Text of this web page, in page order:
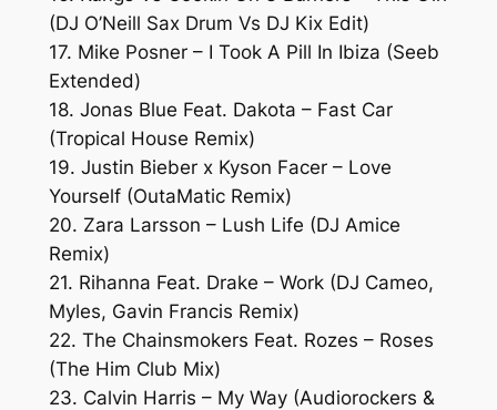
(DJ O’Neill Sax Drum Vs DJ Kix Edit)
17. Mike Posner – I Took A Pill In Ibiza (Seeb
Extended)
18. Jonas Blue Feat. Dakota – Fast Car
(Tropical House Remix)
19. Justin Bieber x Kyson Facer – Love
Yourself (OutaMatic Remix)
20. Zara Larsson – Lush Life (DJ Amice
Remix)
21. Rihanna Feat. Drake – Work (DJ Cameo,
Myles, Gavin Francis Remix)
22. The Chainsmokers Feat. Rozes – Roses
(The Him Club Mix)
23. Calvin Harris – My Way (Audiorockers &